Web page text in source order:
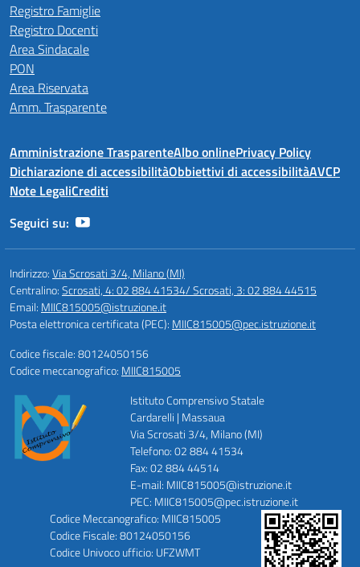
Registro Famiglie
Registro Docenti
Area Sindacale
PON
Area Riservata
Amm. Trasparente
Amministrazione TrasparenteAlbo onlinePrivacy Policy
Dichiarazione di accessibilitàObbiettivi di accessibilitàAVCP
Note LegaliCrediti
Seguici su:
Indirizzo:Via Scrosati 3/4, Milano (MI)
Centralino:Scrosati, 4: 02 884 41534/ Scrosati, 3: 02 884 44515
Email: MIIC815005@istruzione.it
Posta elettronica certificata (PEC): MIIC815005@pec.istruzione.it
Codice fiscale: 80124050156
Codice meccanografico: MIIC815005
Istituto Comprensivo Statale
Cardarelli | Massaua
Via Scrosati 3/4, Milano (MI)
Telefono: 02 884 41534
Fax: 02 884 44514
E-mail: MIIC815005@istruzione.it
PEC: MIIC815005@pec.istruzione.it
Codice Meccanografico: MIIC815005
Codice Fiscale: 80124050156
Codice Univoco ufficio: UFZWMT